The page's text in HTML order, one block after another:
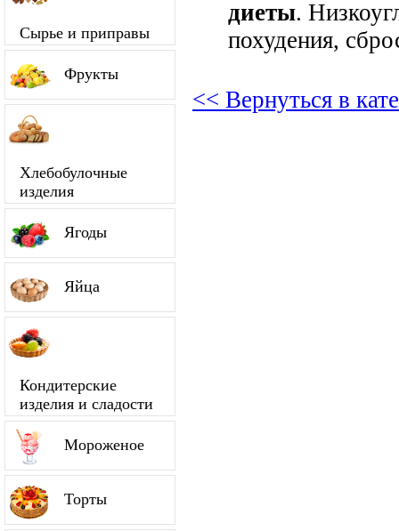
Сырье и приправы
Фрукты
Хлебобулочные
изделия
Ягоды
Яйца
Кондитерские
изделия и сладости
Мороженое
Торты
диеты.
похудения,
<< Вернуться в